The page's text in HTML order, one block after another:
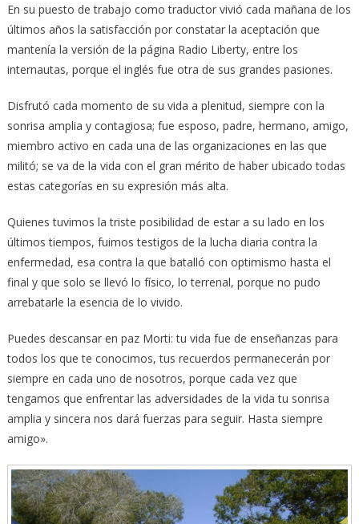
En su puesto de trabajo como traductor vivió cada mañana de los
últimos años la satisfacción por constatar la aceptación que
mantenía la versión de la página Radio Liberty, entre los
internautas, porque el inglés fue otra de sus grandes pasiones.
Disfrutó cada momento de su vida a plenitud, siempre con la
sonrisa amplia y contagiosa; fue esposo, padre, hermano, amigo,
miembro activo en cada una de las organizaciones en las que
militó; se va de la vida con el gran mérito de haber ubicado todas
estas categorías en su expresión más alta.
Quienes tuvimos la triste posibilidad de estar a su lado en los
últimos tiempos, fuimos testigos de la lucha diaria contra la
enfermedad, esa contra la que batalló con optimismo hasta el
final y que solo se llevó lo físico, lo terrenal, porque no pudo
arrebatarle la esencia de lo vivido.
Puedes descansar en paz Morti: tu vida fue de enseñanzas para
todos los que te conocimos, tus recuerdos permanecerán por
siempre en cada uno de nosotros, porque cada vez que
tengamos que enfrentar las adversidades de la vida tu sonrisa
amplia y sincera nos dará fuerzas para seguir. Hasta siempre
amigo».